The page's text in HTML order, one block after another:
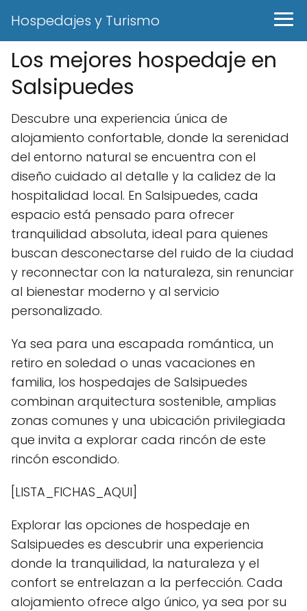
Hospedajes y Turismo
Los mejores hospedaje en
Salsipuedes
Descubre una experiencia única de
alojamiento confortable, donde la serenidad
del entorno natural se encuentra con el
diseño cuidado al detalle y la calidez de la
hospitalidad local. En Salsipuedes, cada
espacio está pensado para ofrecer
tranquilidad absoluta, ideal para quienes
buscan desconectarse del ruido de la ciudad
y reconnectar con la naturaleza, sin renunciar
al bienestar moderno y al servicio
personalizado.
Ya sea para una escapada romántica, un
retiro en soledad o unas vacaciones en
familia, los hospedajes de Salsipuedes
combinan arquitectura sostenible, amplias
zonas comunes y una ubicación privilegiada
que invita a explorar cada rincón de este
rincón escondido.
[LISTA_FICHAS_AQUI]
Explorar las opciones de hospedaje en
Salsipuedes es descubrir una experiencia
donde la tranquilidad, la naturaleza y el
confort se entrelazan a la perfección. Cada
alojamiento ofrece algo único, ya sea por su